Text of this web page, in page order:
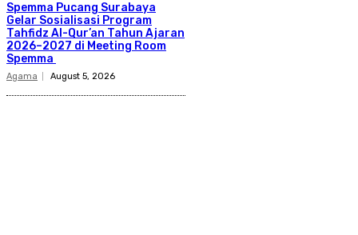
Spemma Pucang Surabaya
Gelar Sosialisasi Program
Tahfidz Al-Qur’an Tahun Ajaran
2026–2027 di Meeting Room
Spemma
Agama August 5, 2026